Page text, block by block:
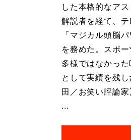
した本格的なア
解説者を経て、テ
「マジカル頭脳
を務めた。スポ
多様ではなかっ
として実績を残
田／お笑い評論家
...